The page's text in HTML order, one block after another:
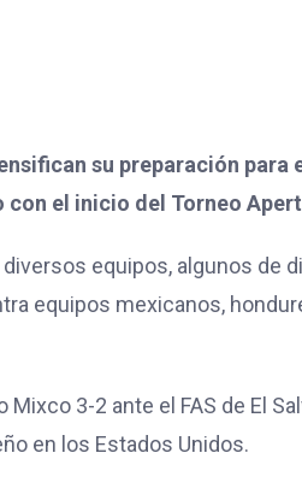
su preparación para
el inicio del Torneo
equipos, algunos de
equipos mexicanos,
3-2 ante el FAS de El
en los Estados Unidos.